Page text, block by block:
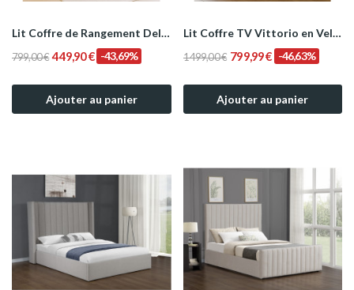
Lit Coffre de Rangement Delphine en Velours –...
799,00 € 449,90 € -43,69%
Ajouter au panier
Lit Coffre TV Vittorio en Velours Capitonné –...
1 499,00 € 799,99 € -46,63%
Ajouter au panier